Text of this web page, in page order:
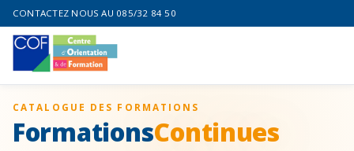
CONTACTEZ NOUS AU 085/32 84 50
CATALOGUE DES FORMATIONS
FormationsContinues